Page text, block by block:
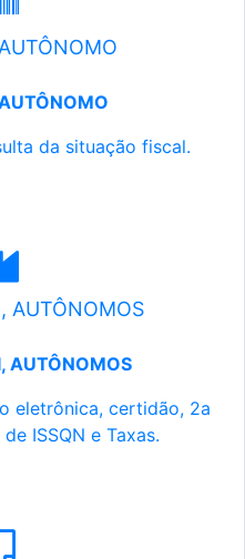
da situação fiscal.
AUTÔNOMOS
AUTÔNOMOS
eletrônica, certidão, 2a
ISSQN e Taxas.